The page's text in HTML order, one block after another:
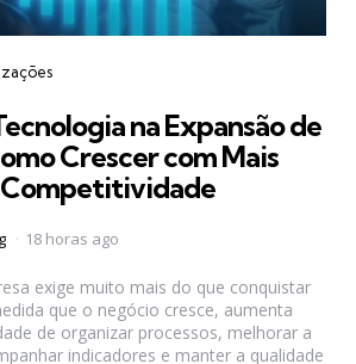
na Expansão de
Crescer com Mais
18 horas ago
exige muito mais do que conquistar
que o negócio cresce, aumenta
de organizar processos, melhorar a
indicadores e manter a qualidade